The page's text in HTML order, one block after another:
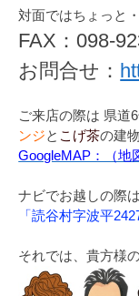
対面ではちょっと
FAX：098-
お問合せ：
ご来店の際は 県道
ンジと こげ茶の建
GoogleMAP：（地
ナビでお越しの際は
「読谷村字波平
それでは、貴方様